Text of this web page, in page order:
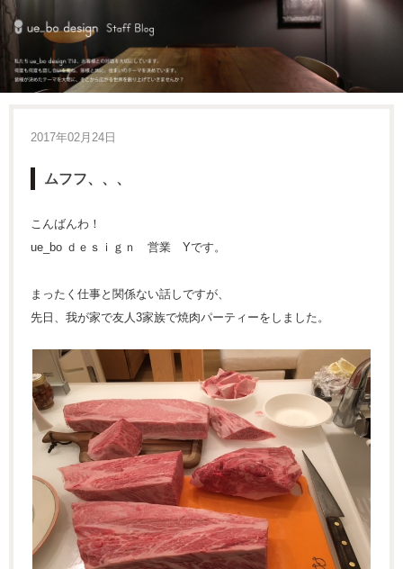
2017年02月24日
ムフフ、、、
こんばんわ！
ue_bo ｄｅｓｉｇｎ 営業 Yです。
まったく仕事と関係ない話しですが、
先日、我が家で友人3家族で焼肉パーティーをしました。